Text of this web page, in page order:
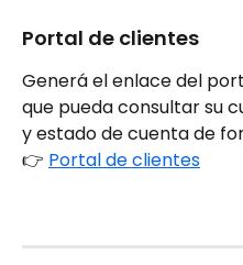
Portal de clientes
Generá el enlace del
que pueda consultar su
y estado de cuenta de
👉 Portal de clientes